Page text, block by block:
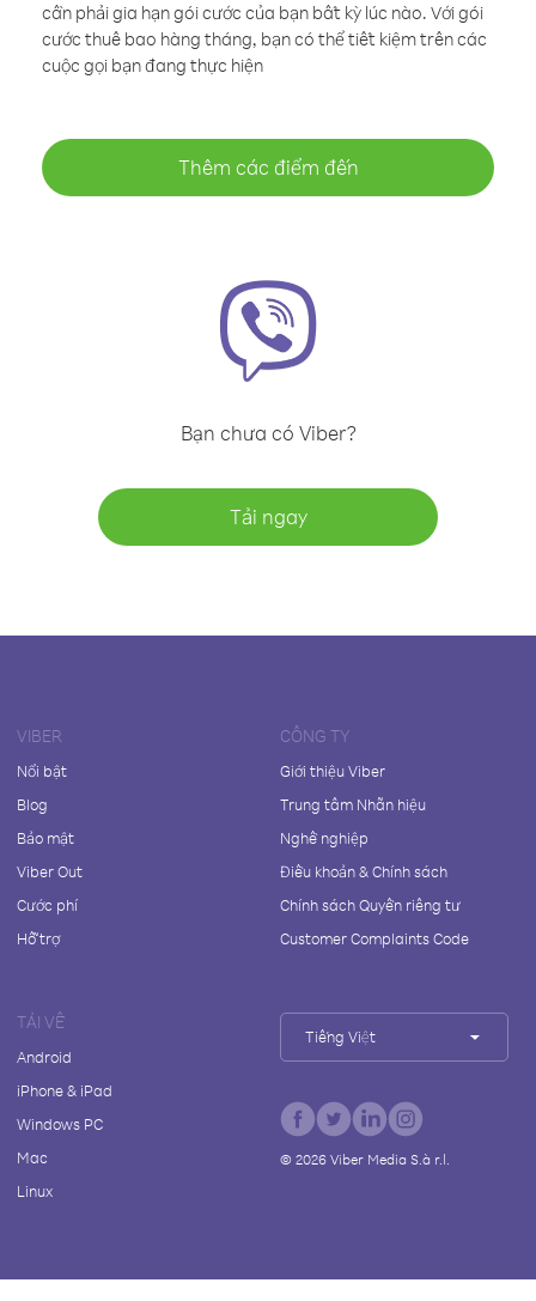
cần phải gia hạn gói cước của bạn bất kỳ lúc nào. Với gói
cước thuê bao hàng tháng, bạn có thể tiết kiệm trên các
cuộc gọi bạn đang thực hiện
Thêm các điểm đến
Bạn chưa có Viber?
Tải ngay
VIBER
Nổi bật
Blog
Bảo mật
Viber Out
Cước phí
Hỗ trợ
CÔNG TY
Giới thiệu Viber
Trung tâm Nhãn hiệu
Nghề nghiệp
Điều khoản & Chính sách
Chính sách Quyền riêng tư
Customer Complaints Code
TẢI VỀ
Android
iPhone & iPad
Windows PC
Mac
Linux
Tiếng Việt
© 2026Viber Media S.à r.l.